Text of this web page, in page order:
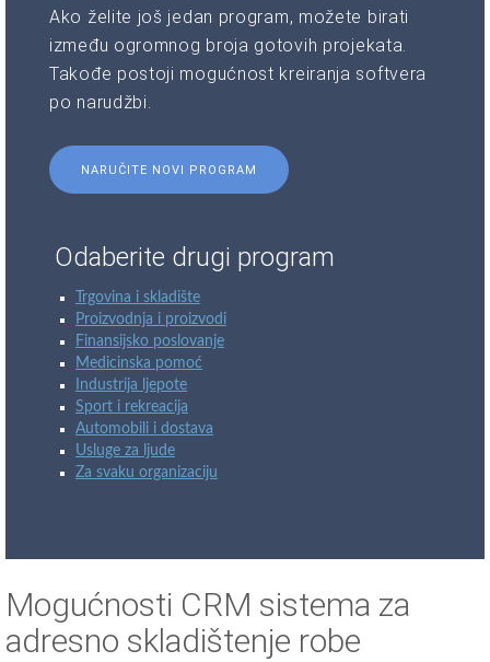
Ako želite još jedan program, možete birati
između ogromnog broja gotovih projekata.
Takođe postoji mogućnost kreiranja softvera
po narudžbi.
NARUČITE NOVI PROGRAM
Odaberite drugi program
Trgovina i skladište
Proizvodnja i proizvodi
Finansijsko poslovanje
Medicinska pomoć
Industrija ljepote
Sport i rekreacija
Automobili i dostava
Usluge za ljude
Za svaku organizaciju
Mogućnosti CRM sistema za
adresno skladištenje robe